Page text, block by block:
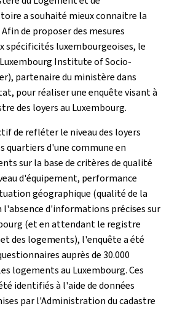
a souhaité mieux connaitre la
de proposer des mesures
spécificités luxembourgeoises, le
Institute of Socio-
partenaire du ministère dans
pour réaliser une enquête visant à
des loyers au Luxembourg.
de refléter le niveau des loyers
quartiers d'une commune en
sur la base de critères de qualité
d'équipement, performance
géographique (qualité de la
l'absence d'informations précises sur
(et en attendant le registre
des logements), l'enquête a été
auprès de 30.000
logements au Luxembourg. Ces
identifiés à l'aide de données
par l'Administration du cadastre